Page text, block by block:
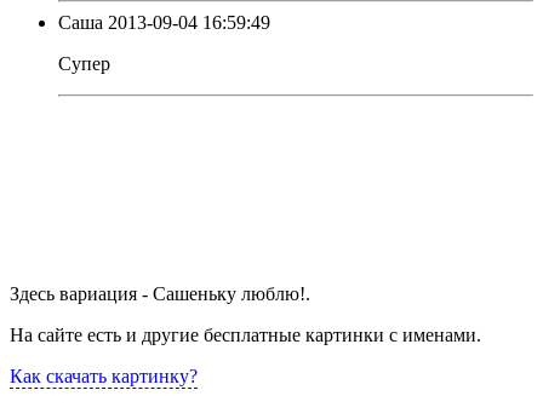
Саша 2013-09-04 16:59:49
Супер
Здесь вариация - Сашеньку люблю!.
На сайте есть и другие бесплатные картинки с именами.
Как скачать картинку?